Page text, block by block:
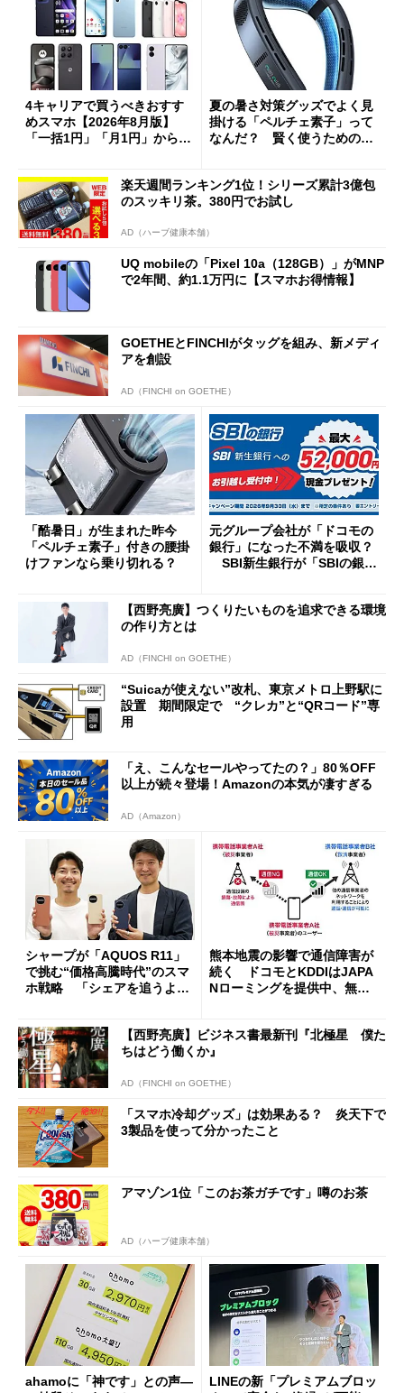
4キャリアで買うべきおすす
めスマホ【2026年8月版】
「一括1円」「月1円」からお
夏の暑さ対策グッズでよく見
掛ける「ペルチェ素子」って
なんだ？ 賢く使うための注
楽天週間ランキング1位！シリーズ累計3億包
のスッキリ茶。380円でお試し
AD（ハーブ健康本舗）
UQ mobileの「Pixel 10a（128GB）」がMNP
で2年間、約1.1万円に【スマホお得情報】
GOETHEとFINCHIがタッグを組み、新メディ
アを創設
AD（FINCHI on GOETHE）
「酷暑日」が生まれた昨今
「ペルチェ素子」付きの腰掛
けファンなら乗り切れる？
元グループ会社が「ドコモの
銀行」になった不満を吸収？
SBI新生銀行が「SBIの銀
開催
【西野亮廣】つくりたいものを追求できる環境
の作り方とは
AD（FINCHI on GOETHE）
“Suicaが使えない”改札、東京メトロ上野駅に
設置 期間限定で “クレカ”と“QRコード”専
用
「え、こんなセールやってたの？」80％OFF
以上が続々登場！Amazonの本気が凄すぎる
AD（Amazon）
シャープが「AQUOS R11」
で挑む“価格高騰時代”のスマ
ホ戦略 「シェアを追うより
熊本地震の影響で通信障害が
続く ドコモとKDDIはJAPA
Nローミングを提供中、無料
【西野亮廣】ビジネス書最新刊『北極星 僕た
ちはどう働くか』
AD（FINCHI on GOETHE）
「スマホ冷却グッズ」は効果ある？ 炎天下で
3製品を使って分かったこと
アマゾン1位「このお茶ガチです」噂のお茶
AD（ハーブ健康本舗）
ahamoに「神です」との声―
LINEの新「プレミアムブロッ